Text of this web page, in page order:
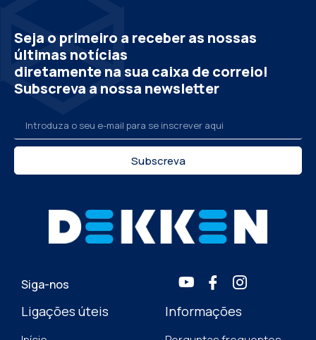
Seja o primeiro a receber as nossas
últimas notícias
diretamente na sua caixa de correio!
Subscreva a nossa newsletter
Subscreva
Siga-nos
Ligações úteis Informações